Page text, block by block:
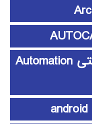
آموزش اتوماسیون صنعتی Automation